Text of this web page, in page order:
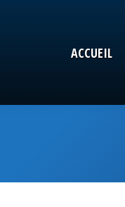
ACCUEIL
ACCUEIL